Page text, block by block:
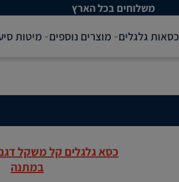
משלוחים בכל הארץ
כסאות גלגלים מוצרים נוספים מיטות
כסא גלגלים קל משקל
במתנה